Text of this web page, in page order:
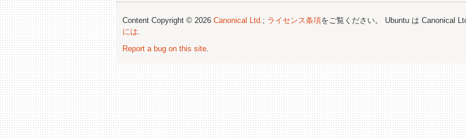
Content Copyright © 2026 Canonical Ltd.; ライセンス条項をご覧ください。 Ubuntu は Canonical
には.
Report a bug on this site.